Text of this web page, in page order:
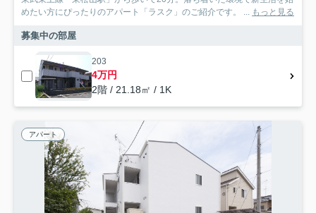
めたい方にぴったりのアパート「ラスク」のご紹介です。 ... もっと見る
募集中の部屋
203
4万円
2階 / 21.18㎡ / 1K
アパート